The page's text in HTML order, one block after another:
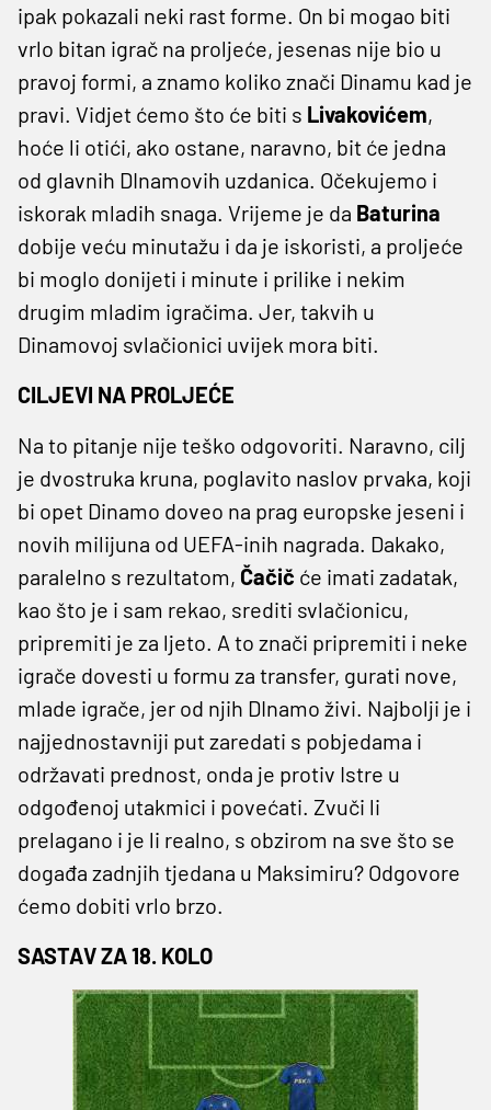
ipak pokazali neki rast forme. On bi mogao biti
vrlo bitan igrač na proljeće, jesenas nije bio u
pravoj formi, a znamo koliko znači Dinamu kad je
pravi. Vidjet ćemo što će biti s Livakovićem,
hoće li otići, ako ostane, naravno, bit će jedna
od glavnih DInamovih uzdanica. Očekujemo i
iskorak mladih snaga. Vrijeme je da Baturina
dobije veću minutažu i da je iskoristi, a proljeće
bi moglo donijeti i minute i prilike i nekim
drugim mladim igračima. Jer, takvih u
Dinamovoj svlačionici uvijek mora biti.
CILJEVI NA PROLJEĆE
Na to pitanje nije teško odgovoriti. Naravno, cilj
je dvostruka kruna, poglavito naslov prvaka, koji
bi opet Dinamo doveo na prag europske jeseni i
novih milijuna od UEFA-inih nagrada. Dakako,
paralelno s rezultatom, Čačič će imati zadatak,
kao što je i sam rekao, srediti svlačionicu,
pripremiti je za ljeto. A to znači pripremiti i neke
igrače dovesti u formu za transfer, gurati nove,
mlade igrače, jer od njih DInamo živi. Najbolji je i
najjednostavniji put zaredati s pobjedama i
održavati prednost, onda je protiv Istre u
odgođenoj utakmici i povećati. Zvuči li
prelagano i je li realno, s obzirom na sve što se
događa zadnjih tjedana u Maksimiru? Odgovore
ćemo dobiti vrlo brzo.
SASTAV ZA 18. KOLO